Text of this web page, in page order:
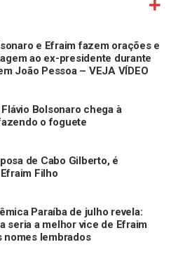
e Efraim fazem orações e
ao ex-presidente durante
João Pessoa – VEJA VÍDEO
Bolsonaro chega à
o foguete
de Cabo Gilberto, é
Filho
Paraíba de julho revela:
seria a melhor vice de Efraim
nomes lembrados